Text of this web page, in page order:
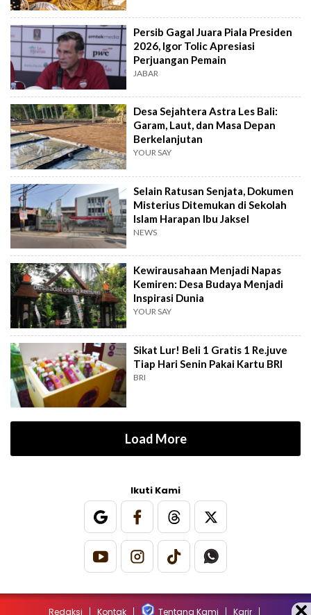
Persib Gagal Juara Piala Presiden
2026, Igor Tolic Apresiasi
Perjuangan Pemain
JABAR
Desa Sejahtera Astra Les Bali:
Garam, Laut, dan Masa Depan
Berkelanjutan
YOUR SAY
Selain Ratusan Senjata, Dokumen
Misterius Ditemukan di Sekolah
Islam Harapan Ibu Jaksel
NEWS
Kewirausahaan Menjadi Napas
Kemiren: Desa Budaya Menjadi
Inspirasi Dunia
YOUR SAY
Sikat Lur! Beli 1 Gratis 1 Re.juve
Tiap Hari Senin Pakai Kartu BRI
BRI
Load More
Ikuti Kami
Redaksi Kontak Tentang Kami Karir